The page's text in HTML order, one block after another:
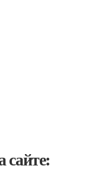
сайте: